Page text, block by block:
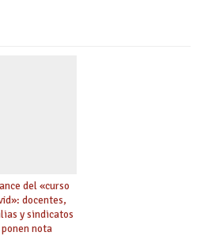
del «curso
docentes,
y sindicatos
ponen nota